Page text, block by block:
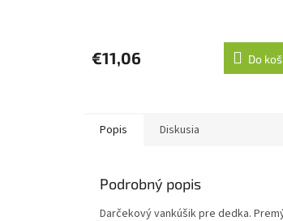
produktu
je
hviezdičiek.
€11,06 Do
Popis Diskusia
Podrobný popis
Darčekový vankúšik pre dedka.